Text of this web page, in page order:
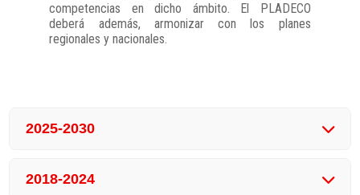
competencias en dicho ámbito. El PLADECO
deberá además, armonizar con los planes
regionales y nacionales.
2025-2030
2018-2024